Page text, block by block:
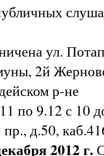
ул.
2й
р-не
по 9.12 с 10
д.50,
2012 г.